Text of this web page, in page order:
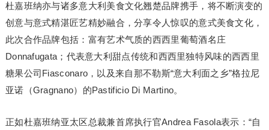
杜嘉班纳亦与诸多意大利美食文化翘楚品牌携手，将不断演变的
创意与意式精湛匠艺精妙融合，分享令人惊叹的意式美食文化，
此次合作品牌包括：富有艺术气质的西西里葡萄酒名庄
Donnafugata；代表意大利甜点传统和西西里独特风味的西西里
糖果公司Fiasconaro，以及来自那不勒斯“意大利面之乡”格拉尼
亚诺（Gragnano）的Pastificio Di Martino。
正如杜嘉班纳亚太区总裁兼首席执行官Andrea Fasola表示：“自